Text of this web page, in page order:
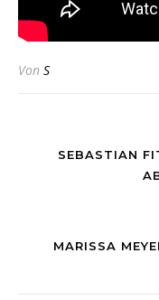
Von S
SEBASTIAN
MARISSA